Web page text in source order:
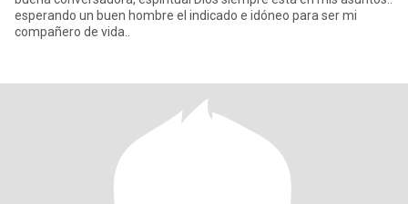
esperando un buen hombre el indicado e idóneo para ser mi
compañero de vida..